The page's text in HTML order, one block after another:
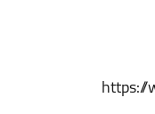
https://